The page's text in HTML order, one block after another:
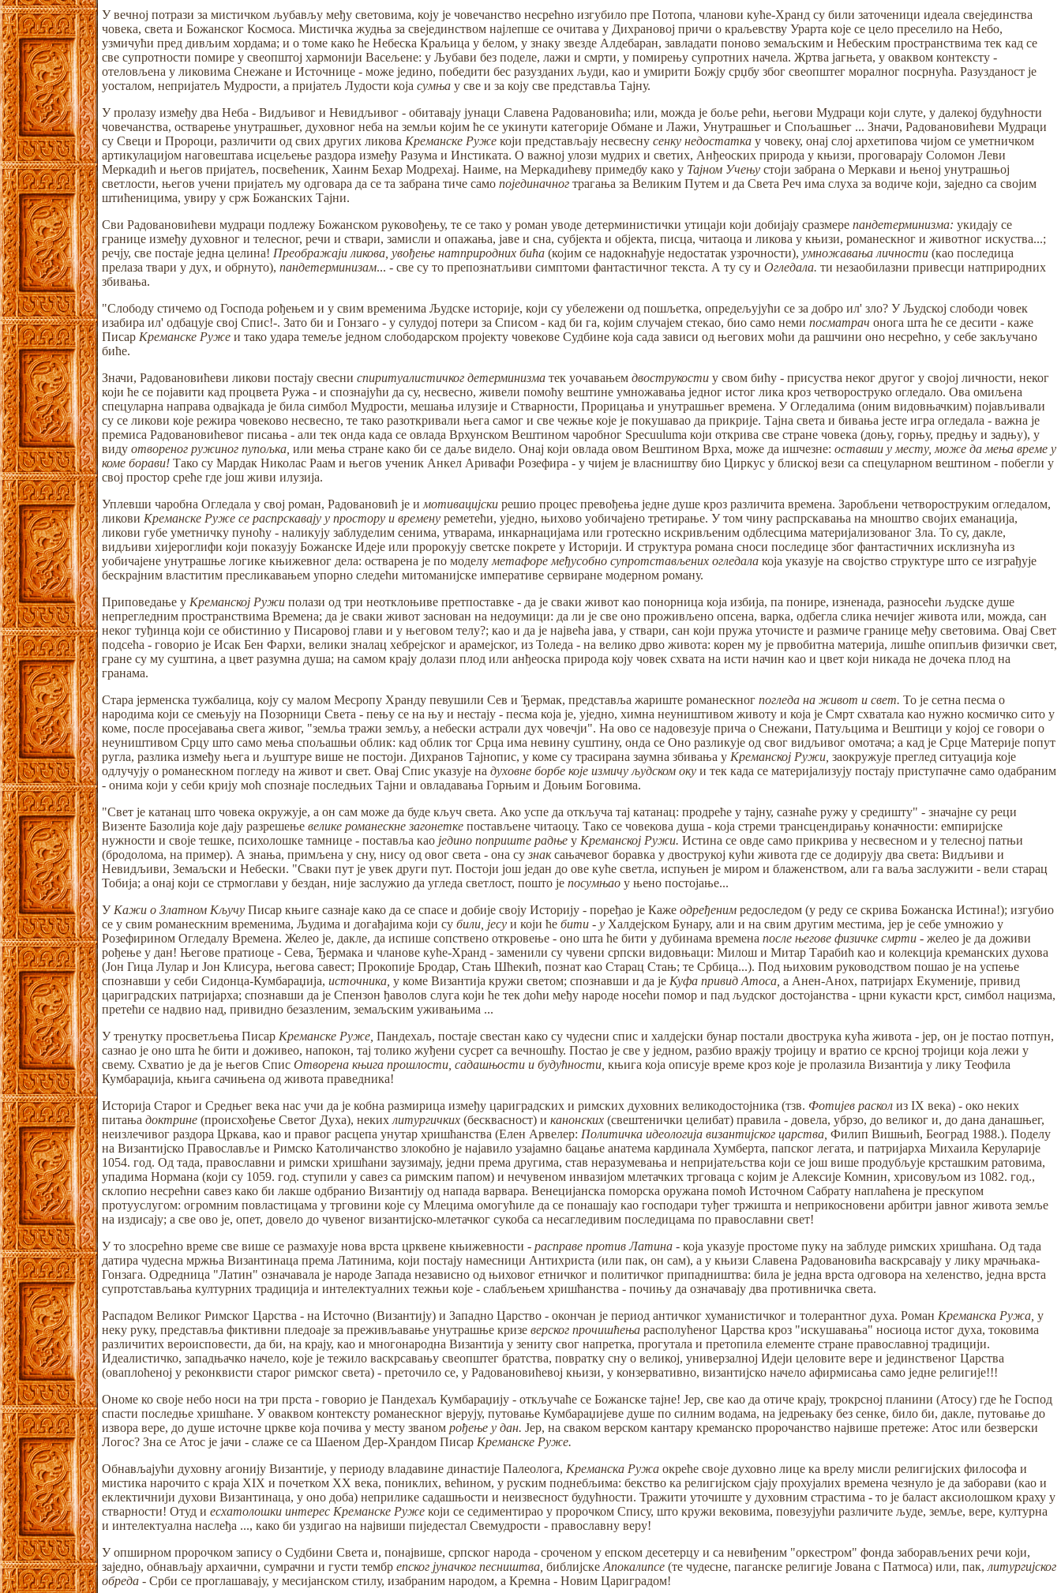
У вечној потрази за мистичком љубављу међу световима, коју је човечанство несрећно изгубило пре Потопа, чланови куће-Хранд су били заточеници идеала свејединства
човека, света и Божанског Космоса. Мистичка жудња за свејединством најлепше се очитава у Дихрановој причи о краљевству Урарта које се цело преселило на Небо,
узмичући пред дивљим хордама; и о томе како ће Небеска Краљица у белом, у знаку звезде Алдебаран, завладати поново земаљским и Небеским пространствима тек кад се
све супротности помире у свеопштој хармонији Васељене: у Љубави без поделе, лажи и смрти, у помирењу супротних начела. Жртва јагњета, у оваквом контексту -
отеловљена у ликовима Снежане и Источнице - може једино, победити бес разузданих људи, као и умирити Божју срџбу због свеопштег моралног посрнућа. Разузданост је
уосталом, непријатељ Мудрости, а пријатељ Лудости која сумња у све и за коју све представља Тајну.
У пролазу између два Неба - Видљивог и Невидљивог - обитавају јунаци Славена Радовановића; или, можда је боље рећи, његови Мудраци који слуте, у далекој будућности
човечанства, остварење унутрашњег, духовног неба на земљи којим ће се укинути категорије Обмане и Лажи, Унутрашњег и Спољашњег ... Значи, Радовановићеви Мудраци
су Свеци и Пророци, различити од свих других ликова Креманске Руже који представљају несвесну сенку недостатка у човеку, онај слој архетипова чијом се уметничком
артикулацијом наговештава исцељење раздора између Разума и Инстиката. О важној улози мудрих и светих, Анђеоских природа у књизи, проговарају Соломон Леви
Меркадић и његов пријатељ, посвећеник, Хаинм Бехар Модрехај. Наиме, на Меркадићеву примедбу како у Тајном Учењу стоји забрана о Меркави и њеној унутрашњој
светлости, његов учени пријатељ му одговара да се та забрана тиче само појединачног трагања за Великим Путем и да Света Реч има слуха за водиче који, заједно са својим
штићеницима, увиру у срж Божанских Тајни.
Сви Радовановићеви мудраци подлежу Божанском руковођењу, те се тако у роман уводе детерминистички утицаји који добијају сразмере пандетерминизма: укидају се
границе између духовног и телесног, речи и ствари, замисли и опажања, јаве и сна, субјекта и објекта, писца, читаоца и ликова у књизи, романескног и животног искуства...;
речју, све постаје једна целина! Преображаји ликова, увођење натприродних бића (којим се надокнађује недостатак узрочности), умножавања личности (као последица
прелаза твари у дух, и обрнуто), пандетерминизам... - све су то препознатљиви симптоми фантастичног текста. А ту су и Огледала. ти незаобилазни привесци натприродних
збивања.
"Слободу стичемо од Господа рођењем и у свим временима Људске историје, који су убележени од пошљетка, опредељујући се за добро ил' зло? У Људској слободи човек
изабира ил' одбацује свој Спис!-. Зато би и Гонзаго - у сулудој потери за Списом - кад би га, којим случајем стекао, био само неми посматрач онога шта ће се десити - каже
Писар Креманске Руже и тако удара темеље једном слободарском пројекту човекове Судбине која сада зависи од његових моћи да рашчини оно несрећно, у себе закључано
биће.
Значи, Радовановићеви ликови постају свесни спиритуалистичког детерминизма тек уочавањем двострукости у свом бићу - присуства неког другог у својој личности, неког
који ће се појавити кад процвета Ружа - и спознајући да су, несвесно, живели помоћу вештине умножавања једног истог лика кроз четвороструко огледало. Ова омиљена
спецуларна направа одвајкада је била симбол Мудрости, мешања илузије и Стварности, Прорицања и унутрашњег времена. У Огледалима (оним видовњачким) појављивали
су се ликови које режира човеково несвесно, те тако разоткривали њега самог и све чежње које је покушавао да прикрије. Тајна света и бивања јесте игра огледала - важна је
премиса Радовановићевог писања - али тек онда када се овлада Врхунском Вештином чаробног Specuuluma који открива све стране човека (доњу, горњу, предњу и задњу), у
виду отвореног ружиног пупољка, или мења стране како би се даље видело. Онај који овлада овом Вештином Врха, може да ишчезне: оставши у месту, може да мења време у
коме борави! Тако су Мардак Николас Раам и његов ученик Анкел Аривафи Розефира - у чијем је власништву био Циркус у блиској вези са спецуларном вештином - побегли у
свој простор среће где још живи илузија.
Уплевши чаробна Огледала у свој роман, Радовановић је имотивацијски решио процес превођења једне душе кроз различита времена. Заробљени четвороструким огледалом,
ликови Креманске Руже се распрскавају у простору и времену реметећи, уједно, њихово уобичајено третирање. У том чину распрскавања на мноштво својих еманација,
ликови губе уметничку пуноћу - наликују заблуделим сенима, утварама, инкарнацијама или гротескно искривљеним одблесцима материјализованог Зла. То су, дакле,
видљиви хијероглифи који показују Божанске Идеје или пророкују светске покрете у Историји. И структура романа сноси последице због фантастичних исклизнућа из
уобичајене унутрашње логике књижевног дела: остварена је по моделуметафоре међусобно супротстављених огледала која указује на својство структуре што се изграђује
бескрајним властитим пресликавањем упорно следећи митоманијске императиве сервиране модерном роману.
Приповедање у Креманској Ружи полази од три неотклоњиве претпоставке - да је сваки живот као понорница која избија, па понире, изненада, разносећи људске душе
непрегледним пространствима Времена; да је сваки живот заснован на недоумици: да ли је све оно проживљено опсена, варка, одбегла слика нечијег живота или, можда, сан
неког туђинца који се обистинио у Писаровој глави и у његовом телу?; као и да је највећа јава, у ствари, сан који пружа уточисте и размиче границе међу световима. Овај Свет
подсећа - говорио је Исак Бен Фархи, велики зналац хебрејског и арамејског, из Толеда - на велико дрво живота: корен му је првобитна материја, лишће опипљив физички свет,
гране су му суштина, а цвет разумна душа; на самом крају долази плод или анђеоска природа коју човек схвата на исти начин као и цвет који никада не дочека плод на
гранама.
Стара јерменска тужбалица, коју су малом Месропу Хранду певушили Сев и Ђермак, представља жариште романескног погледа на живот и свет. То је сетна песма о
народима који се смењују на Позорници Света - пењу се на њу и нестају - песма која је, уједно, химна неуништивом животу и која је Смрт схватала као нужно космичко сито у
коме, после просејавања свега живог, "земља тражи земљу, а небески астрали дух човечји". На ово се надовезује прича о Снежани, Патуљцима и Вештици у којој се говори о
неуништивом Срцу што само мења спољашњи облик: кад облик тог Срца има невину суштину, онда се Оно разликује од свог видљивог омотача; а кад је Срце Материје попут
ругла, разлика између њега и љуштуре више не постоји. Дихранов Тајнопис, у коме су трасирана заумна збивања у Креманској Ружи, заокружује преглед ситуација које
одлучују о романескном погледу на живот и свет. Овај Спис указује на духовне борбе које измичу људском оку и тек када се материјализују постају приступачне само одабраним
- онима који у себи крију моћ спознаје последњих Тајни и овладавања Горњим и Доњим Боговима.
"Свет је катанац што човека окружује, а он сам може да буде кључ света. Ако успе да откључа тај катанац: продреће у тајну, сазнаће ружу у средишту" - значајне су реци
Визенте Базолија које дају разрешење велике романескне загонетке постављене читаоцу. Тако се човекова душа - која стреми трансцендирању коначности: емпиријске
нужности и своје тешке, психолошке тамнице - поставља као једино поприште радње у Креманској Ружи. Истина се овде само прикрива у несвесном и у телесној патњи
(бродолома, на пример). А знања, примљена у сну, нису од овог света - она су знаксањачевог боравка у двострукој кући живота где се додирују два света: Видљиви и
Невидљиви, Земаљски и Небески. "Сваки пут је увек други пут. Постоји још један до ове куће светла, испуњен је миром и блаженством, али га ваља заслужити - вели старац
Тобија; а онај који се стрмоглави у бездан, није заслужио да угледа светлост, пошто је посумњао у њено постојање...
УКажи о Златном Кључу Писар књиге сазнаје како да се спасе и добије своју Историју - поређао је Каже одређеним редоследом (у реду се скрива Божанска Истина!); изгубио
се у свим романескним временима, Људима и догађајима који су били, јесу и који ће бити - у Халдејском Бунару, али и на свим другим местима, јер је себе умножио у
Розефирином Огледалу Времена. Желео је, дакле, да испише сопствено откровење - оно шта ће бити у дубинама времена после његове физичке смрти - желео је да доживи
рођење у дан! Његове пратиоце - Сева, Ђермака и чланове куће-Хранд - заменили су чувени српски видовњаци: Милош и Митар Тарабић као и колекција креманских духова
(Јон Гица Лулар и Јон Клисура, његова савест; Прокопије Бродар, Стањ Шћекић, познат као Старац Стањ; те Србица...). Под њиховим руководством пошао је на успење
спознавши у себи Сидонца-Кумбараџија, источника, у коме Византија кружи светом; спознавши и да је Куфа привид Атоса, а Анен-Анох, патријарх Екуменије, привид
цариградских патријарха; спознавши да је Спензон ђаволов слуга који ће тек доћи међу народе носећи помор и пад људског достојанства - црни кукасти крст, симбол нацизма,
претећи се надвио над, привидно безазленим, земаљским уживањима ...
У тренутку просветљења Писар Креманске Руже, Пандехаљ, постаје свестан како су чудесни спис и халдејски бунар постали двострука кућа живота - јер, он је постао потпун,
сазнао је оно шта ће бити и доживео, напокон, тај толико жуђени сусрет са вечношћу. Постао је све у једном, разбио вражју тројицу и вратио се крсној тројици која лежи у
свему. Схватио је да је његов Спис Отворена књига прошлости, садашњости и будућности, књига која описује време кроз које је пролазила Византија у лику Теофила
Кумбараџија, књига сачињена од живота праведника!
Историја Старог и Средњег века нас учи да је кобна размирица између цариградских и римских духовних великодостојника (тзв. Фотијев раскол из IX века) - око неких
питања доктрине (происхођење Светог Духа), некихлитургичких (бесквасност) и канонских (свештенички целибат) правила - довела, убрзо, до великог и, до дана данашњег,
неизлечивог раздора Цркава, као и правог расцепа унутар хришћанства (Елен Арвелер: Политичка идеологија византијског царства, Филип Вишњић, Београд 1988.). Поделу
на Византијско Православље и Римско Католичанство злокобно је најавило узајамно бацање анатема кардинала Хумберта, папског легата, и патријарха Михаила Керуларије
1054. год. Од тада, православни и римски хришћани заузимају, једни према другима, став неразумевања и непријатељства који се још више продубљује крсташким ратовима,
упадима Нормана (који су 1059. год. ступили у савез са римским папом) и нечувеном инвазијом млетачких трговаца с којим је Алексије Комнин, хрисовуљом из 1082. год.,
склопио несрећни савез како би лакше одбранио Византију од напада варвара. Венецијанска поморска оружана помоћ Источном Сабрату наплаћена је прескупом
протууслугом: огромним повластицама у трговини које су Млецима омогућиле да се понашају као господари туђег тржишта и неприкосновени арбитри јавног живота земље
на издисају; а све ово је, опет, довело до чувеног византијско-млетачког сукоба са несагледивим последицама по православни свет!
У то злосрећно време све више се размахује нова врста црквене књижевности - расправе против Латина - која указује простоме пуку на заблуде римских хришћана. Од тада
датира чудесна мржња Византинаца према Латинима, који постају намесници Антихриста (или пак, он сам), а у књизи Славена Радовановића васкрсавају у лику мрачњака-
Гонзага. Одредница "Латин" означавала је народе Запада независно од њиховог етничког и политичког припадништва: била је једна врста одговора на хеленство, једна врста
супротстављања културних традиција и интелектуалних тежњи које - слабљењем хришћанства - почињу да означавају два противничка света.
Распадом Великог Римског Царства - на Источно (Византију) и Западно Царство - окончан је период античког хуманистичког и толерантног духа. Роман Креманска Ружа, у
неку руку, представља фиктивни пледоаје за преживљавање унутрашње кризе верског прочишћења располућеног Царства кроз "искушавања" носиоца истог духа, токовима
различитих вероисповести, да би, на крају, као и многонародна Византија у зениту свог напретка, прогутала и претопила елементе стране православној традицији.
Идеалистичко, западњачко начело, које је тежило васкрсавању свеопштег братства, повратку сну о великој, универзалној Идеји целовите вере и јединственог Царства
(оваплоћеној у реконквисти старог римског света) - преточило се, у Радовановићевој књизи, у конзервативно, византијско начело афирмисања само једне религије!!!
Ономе ко своје небо носи на три прста - говорио је Пандехаљ Кумбараџију - откључаће се Божанске тајне! Јер, све као да отиче крају, трокрсној планини (Атосу) где ће Господ
спасти последње хришћане. У оваквом контексту романескног вјерују, путовање Кумбараџијеве душе по силним водама, на једрењаку без сенке, било би, дакле, путовање до
извора вере, до душе источне цркве која почива у месту званом рођење у дан. Јер, на сваком верском кантару креманско пророчанство највише претеже: Атос или безверски
Логос? Зна се Атос је јачи - слаже се са Шаеном Дер-Храндом Писар Креманске Руже.
Обнављајући духовну агонију Византије, у периоду владавине династије Палеолога, Креманска Ружа окреће своје духовно лице ка врелу мисли религијских философа и
мистика нарочито с краја XIX и почетком XX века, пониклих, већином, у руским поднебљима: бекство ка религијском сјају прохујалих времена чезнуло је да заборави (као и
еклектичнији духови Византинаца, у оно доба) неприлике садашњости и неизвесност будућности. Тражити уточиште у духовним страстима - то је баласт аксиолошком краху у
стварности! Отуд и есхатолошки интерес Креманске Руже који се седиментирао у пророчком Спису, што кружи вековима, повезујући различите људе, земље, вере, културна
и интелектуална наслеђа ..., како би уздигао на највиши пиједестал Свемудрости - православну веру!
У опширном пророчком запису о Судбини Света и, понајвише, српског народа - сроченом у епском десетерцу и са невиђеним "оркестром" фонда заборављених речи који,
заједно, обнављају архаични, сумрачни и густи тембр епског јуначког песништва, библијскеАпокалипсе (те чудесне, паганске религије Јована с Патмоса) или, пак,литургијског
обреда - Срби се проглашавају, у месијанском стилу, изабраним народом, а Кремна - Новим Цариградом!